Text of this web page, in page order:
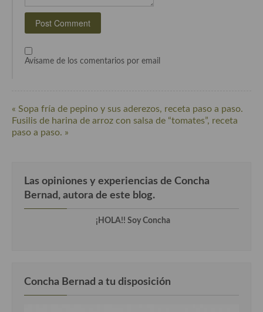
Cocina Andaluza
Cocina Aragonesa
Cocina Asturiana
Cocina Canaria
Cocina Castellana
Cocina Catalana
Cocina Extremeña
Cocina Navarra
Avísame de los comentarios por email
« Sopa fría de pepino y sus aderezos, receta paso a paso.
Fusilis de harina de arroz con salsa de “tomates”, receta
paso a paso. »
Las opiniones y experiencias de Concha
Bernad, autora de este blog.
¡HOLA!! Soy Concha
Concha Bernad a tu disposición